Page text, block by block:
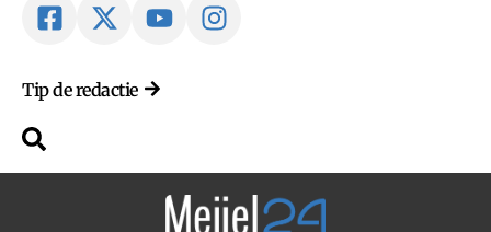
Tip de redactie